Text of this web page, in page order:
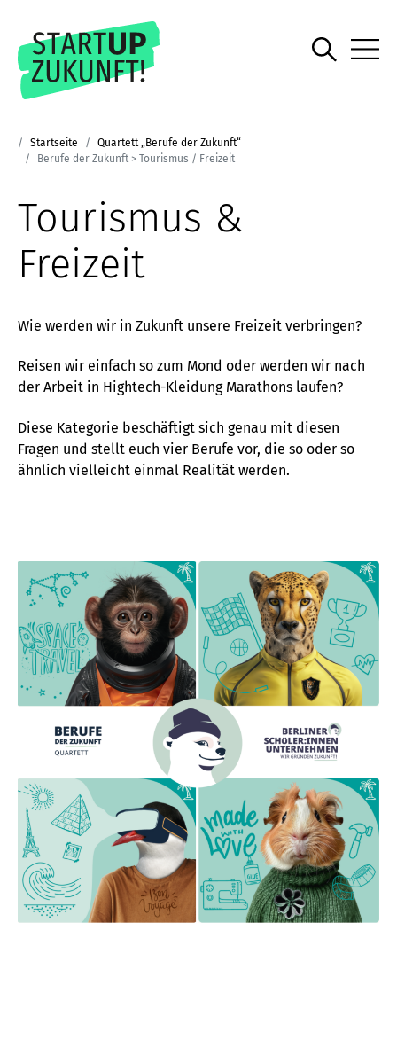
Startseite
Quartett „Berufe der Zukunft“
Berufe der Zukunft > Tourismus / Freizeit
Tourismus &
Freizeit
Wie werden wir in Zukunft unsere Freizeit verbringen?
Reisen wir einfach so zum Mond oder werden wir nach
der Arbeit in Hightech-Kleidung Marathons laufen?
Diese Kategorie beschäftigt sich genau mit diesen
Fragen und stellt euch vier Berufe vor, die so oder so
ähnlich vielleicht einmal Realität werden.